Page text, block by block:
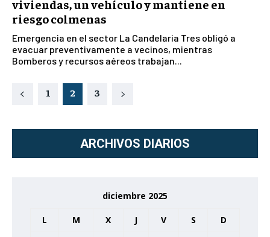
viviendas, un vehículo y mantiene en
riesgo colmenas
Emergencia en el sector La Candelaria Tres obligó a
evacuar preventivamente a vecinos, mientras
Bomberos y recursos aéreos trabajan...
1 2 3
ARCHIVOS DIARIOS
diciembre 2025
L M X J V S D